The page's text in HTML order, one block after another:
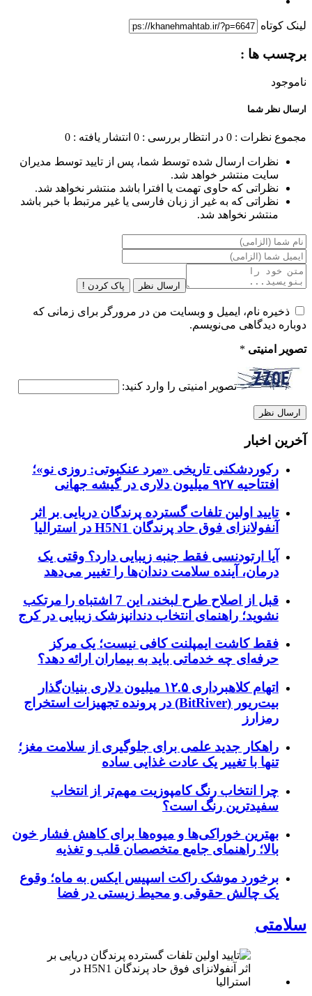
لینک کوتاه
برچسب ها :
ناموجود
ارسال نظر شما
مجموع نظرات : 0 در انتظار بررسی : 0 انتشار یافته : 0
نظرات ارسال شده توسط شما، پس از تایید توسط مدیران
سایت منتشر خواهد شد.
نظراتی که حاوی تهمت یا افترا باشد منتشر نخواهد شد.
نظراتی که به غیر از زبان فارسی یا غیر مرتبط با خبر باشد
منتشر نخواهد شد.
ارسال نظر پاک کردن !
ذخیره نام، ایمیل و وبسایت من در مرورگر برای زمانی که
دوباره دیدگاهی می‌نویسم.
تصویر امنیتی *
تصویر امنیتی را وارد کنید:
آخرین اخبار
رکوردشکنی تاریخی «مرد عنکبوتی: روزی نو»؛
افتتاحیه ۹۲۷ میلیون دلاری در گیشه جهانی
تایید اولین تلفات گسترده پرندگان دریایی بر اثر
آنفولانزای فوق حاد پرندگان H5N1 در استرالیا
آیا ارتودنسی فقط جنبه زیبایی دارد؟ وقتی یک
درمان، آینده سلامت دندان‌ها را تغییر می‌دهد
قبل از اصلاح طرح لبخند، این 7 اشتباه را مرتکب
نشوید؛ راهنمای انتخاب دندانپزشک زیبایی در کرج
فقط کاشت ایمپلنت کافی نیست؛ یک مرکز
حرفه‌ای چه خدماتی باید به بیماران ارائه دهد؟
اتهام کلاهبرداری ۱۲.۵ میلیون دلاری بنیان‌گذار
بیت‌ریور (BitRiver) در پرونده تجهیزات استخراج
رمزارز
راهکار جدید علمی برای جلوگیری از سلامت مغز؛
تنها با تغییر یک عادت غذایی ساده
چرا انتخاب رنگ کامپوزیت مهم‌تر از انتخاب
سفیدترین رنگ است؟
بهترین خوراکی‌ها و میوه‌ها برای کاهش فشار خون
بالا؛ راهنمای جامع متخصصان قلب و تغذیه
برخورد موشک راکت اسپیس ایکس به ماه؛ وقوع
یک چالش حقوقی و محیط زیستی در فضا
سلامتی